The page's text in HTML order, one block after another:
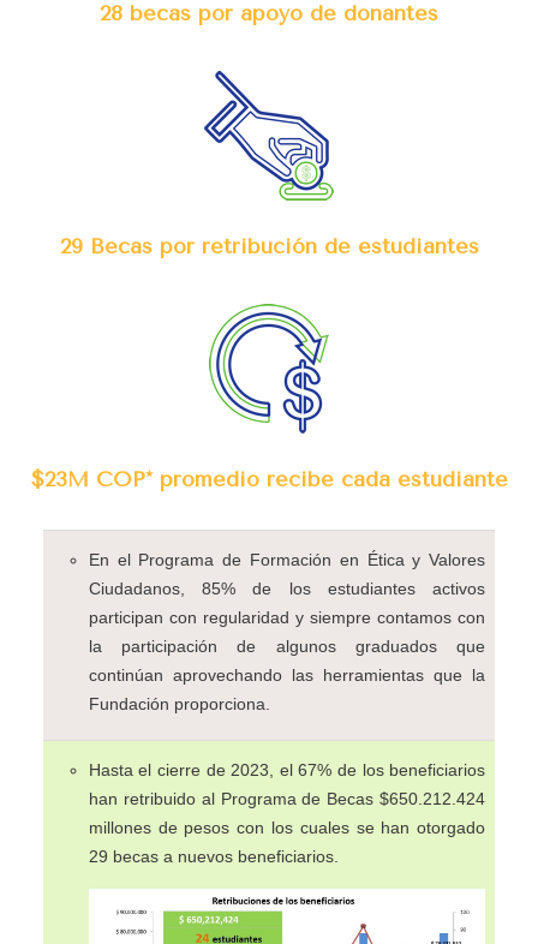
28 becas por apoyo de donantes
29 Becas por retribución de estudiantes
$23M COP* promedio recibe cada estudiante
En el Programa de Formación en Ética y Valores
Ciudadanos, 85% de los estudiantes activos
participan con regularidad y siempre contamos con
la participación de algunos graduados que
continúan aprovechando las herramientas que la
Fundación proporciona.
Hasta el cierre de 2023, el 67% de los beneficiarios
han retribuido al Programa de Becas $650.212.424
millones de pesos con los cuales se han otorgado
29 becas a nuevos beneficiarios.